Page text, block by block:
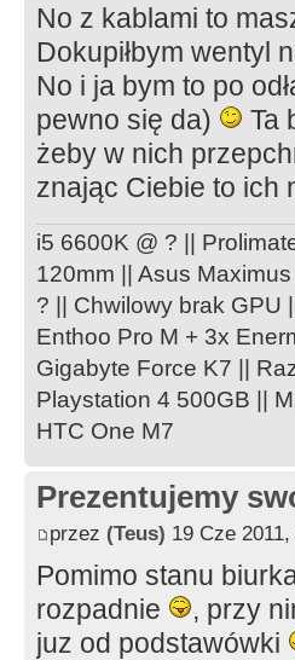
No z kablami to
Dokupiłbym wentyl
No i ja bym to po
pewno się da)
Ta
żeby w nich
znając Ciebie to ich
i5 6600K @ ? ||
120mm || Asus
? || Chwilowy brak GPU
Enthoo Pro M + 3x
Gigabyte Force K7 ||
Playstation 4 500GB ||
HTC One M7
Prezentujemy
przez (Teus) 19 Cze
Pomimo stanu
rozpadnie
, przy
juz od podstawówki